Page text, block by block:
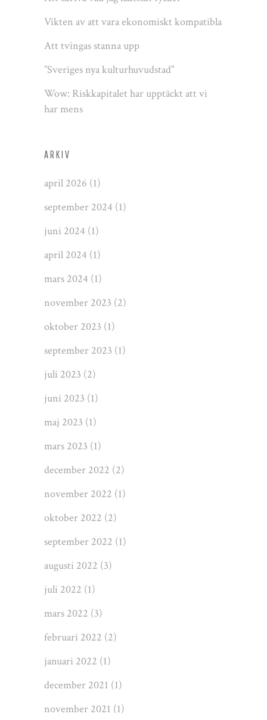
Vikten av att vara ekonomiskt kompatibla
Att tvingas stanna upp
”Sveriges nya kulturhuvudstad”
Wow: Riskkapitalet har upptäckt att vi
har mens
ARKIV
april 2026 (1)
september 2024 (1)
juni 2024 (1)
april 2024 (1)
mars 2024 (1)
november 2023 (2)
oktober 2023 (1)
september 2023 (1)
juli 2023 (2)
juni 2023 (1)
maj 2023 (1)
mars 2023 (1)
december 2022 (2)
november 2022 (1)
oktober 2022 (2)
september 2022 (1)
augusti 2022 (3)
juli 2022 (1)
mars 2022 (3)
februari 2022 (2)
januari 2022 (1)
december 2021 (1)
november 2021 (1)